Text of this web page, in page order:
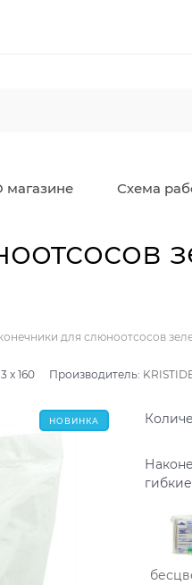
магазине Схема
для слюноотсосов
3 x 160 Производитель:
НОВИНКА